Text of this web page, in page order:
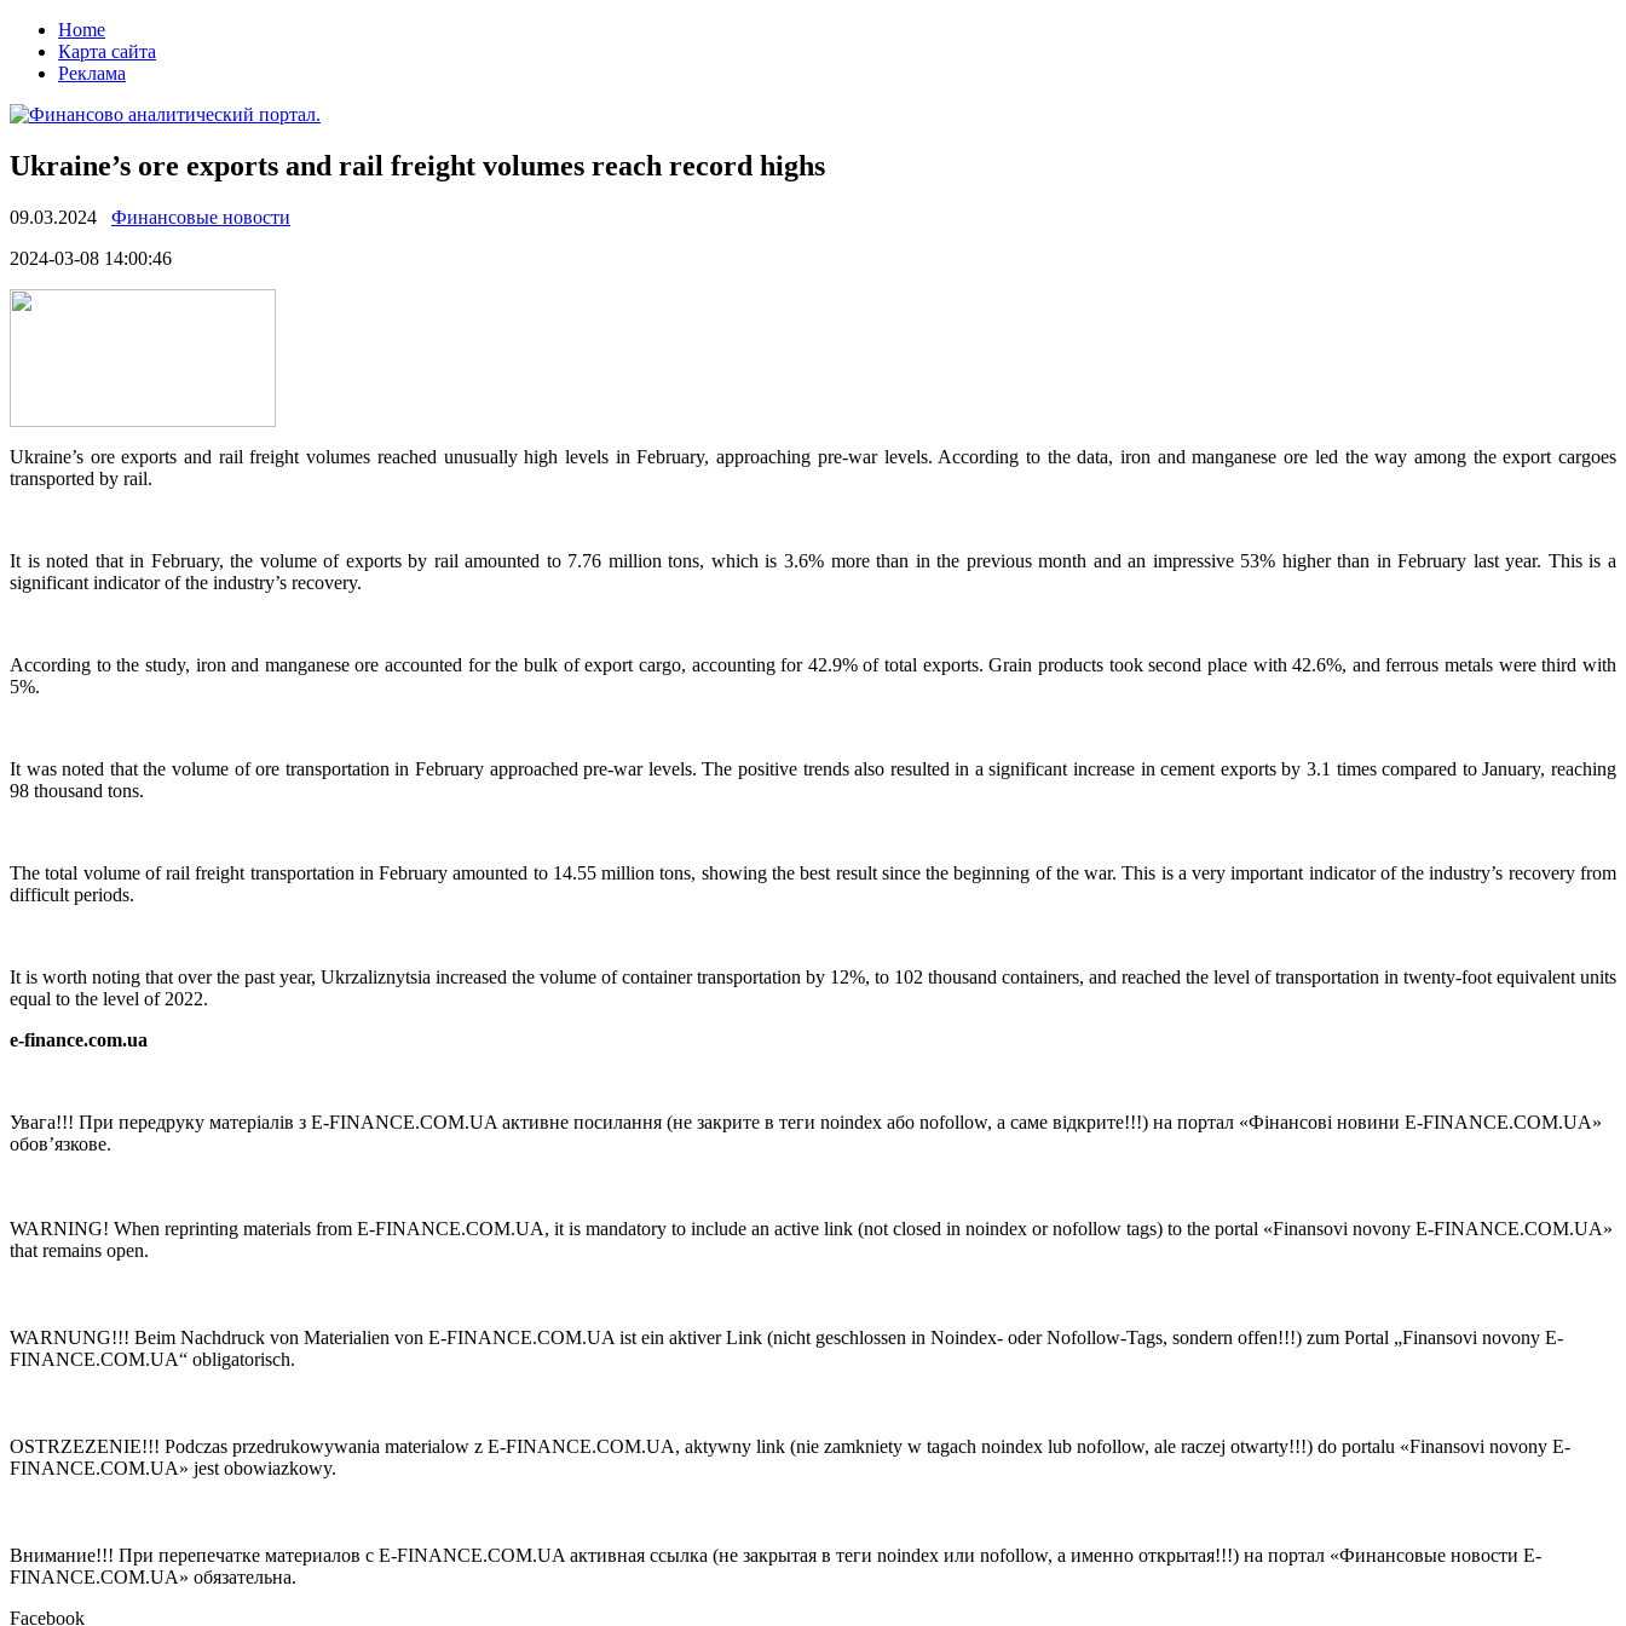
Home
Карта сайта
Реклама
Ukraine’s ore exports and rail freight volumes reach record highs
09.03.2024
Финансовые новости
2024-03-08 14:00:46
Ukraine’s ore exports and rail freight volumes reached unusually high levels in February, approaching pre-war levels. According to the data, iron and manganese ore led the way among the export cargoes
transported by rail.
It is noted that in February, the volume of exports by rail amounted to 7.76 million tons, which is 3.6% more than in the previous month and an impressive 53% higher than in February last year. This is a
significant indicator of the industry’s recovery.
According to the study, iron and manganese ore accounted for the bulk of export cargo, accounting for 42.9% of total exports. Grain products took second place with 42.6%, and ferrous metals were third with
5%.
It was noted that the volume of ore transportation in February approached pre-war levels. The positive trends also resulted in a significant increase in cement exports by 3.1 times compared to January, reaching
98 thousand tons.
The total volume of rail freight transportation in February amounted to 14.55 million tons, showing the best result since the beginning of the war. This is a very important indicator of the industry’s recovery from
difficult periods.
It is worth noting that over the past year, Ukrzaliznytsia increased the volume of container transportation by 12%, to 102 thousand containers, and reached the level of transportation in twenty-foot equivalent units
equal to the level of 2022.
e-finance.com.ua
Увaгa!!! При пeрeдруку мaтeріaлів з E-FINANCE.COM.UA aктивнe посилання (не закрите в теги noindex або nofollow, а саме відкрите!!!) на портал «Фінансові новини E-FINANCE.COM.UA»
обов’язкове.
WARNING! When reprinting materials from E-FINANCE.COM.UA, it is mandatory to include an active link (not closed in noindex or nofollow tags) to the portal «Finansovi novony E-FINANCE.COM.UA»
that remains open.
WARNUNG!!! Beim Nachdruck von Materialien von E-FINANCE.COM.UA ist ein aktiver Link (nicht geschlossen in Noindex- oder Nofollow-Tags, sondern offen!!!) zum Portal „Finansovi novony E-
FINANCE.COM.UA“ obligatorisch.
OSTRZEZENIE!!! Podczas przedrukowywania materialow z E-FINANCE.COM.UA, aktywny link (nie zamkniety w tagach noindex lub nofollow, ale raczej otwarty!!!) do portalu «Finansovi novony E-
FINANCE.COM.UA» jest obowiazkowy.
Внимание!!! При перепечатке материалов с E-FINANCE.COM.UA активная ссылка (не закрытая в теги noindex или nofollow, а именно открытая!!!) на портал «Финансовые новости E-
FINANCE.COM.UA» обязательна.
Facebook